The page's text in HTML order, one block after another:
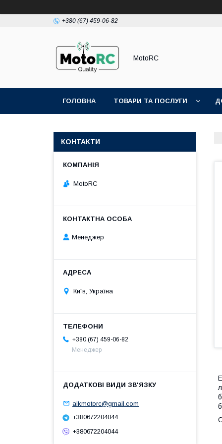
+380 (67) 459-06-82
MotoRC
ГОЛОВНА ТОВАРИ ТА ПОСЛУГИ
КОНТАКТИ
MotoRC
Менеджер
Київ, Україна
+380 (67) 459-06-82
Менеджер
aikmotorc@gmail.com
+380672204044
+380672204044